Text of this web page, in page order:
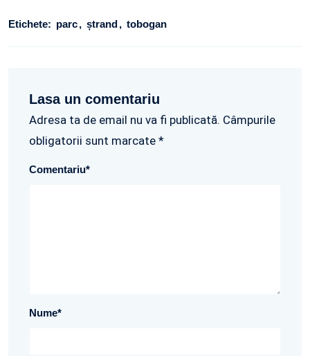
Etichete: parc ștrand tobogan
Lasa un comentariu
Adresa ta de email nu va fi publicată. Câmpurile
obligatorii sunt marcate *
Comentariu*
Nume*